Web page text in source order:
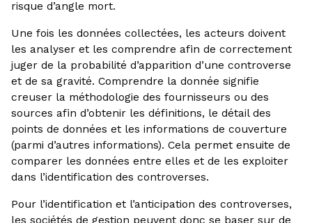
risque d’angle mort.
Une fois les données collectées, les acteurs doivent
les analyser et les comprendre afin de correctement
juger de la probabilité d’apparition d’une controverse
et de sa gravité. Comprendre la donnée signifie
creuser la méthodologie des fournisseurs ou des
sources afin d’obtenir les définitions, le détail des
points de données et les informations de couverture
(parmi d’autres informations). Cela permet ensuite de
comparer les données entre elles et de les exploiter
dans l’identification des controverses.
Pour l’identification et l’anticipation des controverses,
les sociétés de gestion peuvent donc se baser sur de